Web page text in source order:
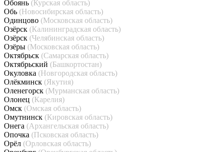
Обоянь (Курская область)
Обь (Новосибирская область)
Одинцово (Московская область)
Озёрск (Калининградская область)
Озёрск (Челябинская область)
Озёры (Московская область)
Октябрьск (Самарская область)
Октябрьский (Башкортостан)
Окуловка (Новгородская область)
Олёкминск (Якутия)
Оленегорск (Мурманская область)
Олонец (Карелия)
Омск (Омская область)
Омутнинск (Кировская область)
Онега (Архангельская область)
Опочка (Псковская область)
Орёл (Орловская область)